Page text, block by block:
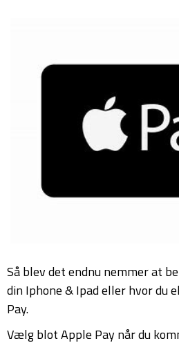
Så blev det endnu nemmer at
din Iphone & Ipad eller hvor du
Pay.
Vælg blot Apple Pay når du